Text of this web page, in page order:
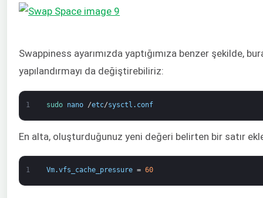
Swappiness ayarımızda yaptığımıza benzer şekilde,
yapılandırmayı da değiştirebiliriz:
1 sudo nano /etc/sysctl . conf
En alta, oluşturduğunuz yeni değeri belirten bir satır
1 Vm.vfs_cache_pressure = 60